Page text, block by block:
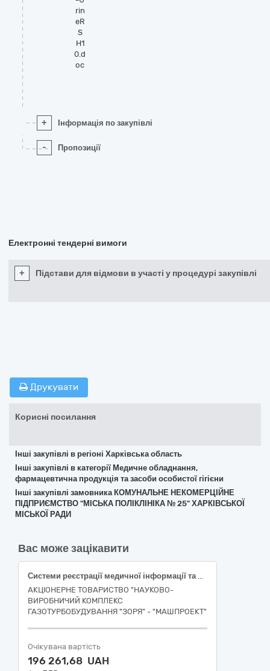
rin
eR
S
H1
0.d
oc
+ Інформація по закупівлі
- Пропозиції
Електронні тендерні вимоги
+ Підстави для відмови в участі у процедурі закупівлі
Друкувати
Корисні посилання
Інші закупівлі в регіоні Харківська область
Інші закупівлі в категорії Медичне обладнання,
фармацевтична продукція та засоби особистої гігієни
Інші закупівлі замовника КОМУНАЛЬНЕ НЕКОМЕРЦІЙНЕ
ПІДПРИЄМСТВО "МІСЬКА ПОЛІКЛІНІКА № 25" ХАРКІВСЬКОЇ
МІСЬКОЇ РАДИ
Вас може зацікавити
Системи реєстрації медичної інформації та дослідне обладнання
АКЦІОНЕРНЕ ТОВАРИСТВО "НАУКОВО-
ВИРОБНИЧИЙ КОМПЛЕКС
ГАЗОТУРБОБУДУВАННЯ "ЗОРЯ" - "МАШПРОЕКТ"
Очікувана вартість
196 261,68 UAH